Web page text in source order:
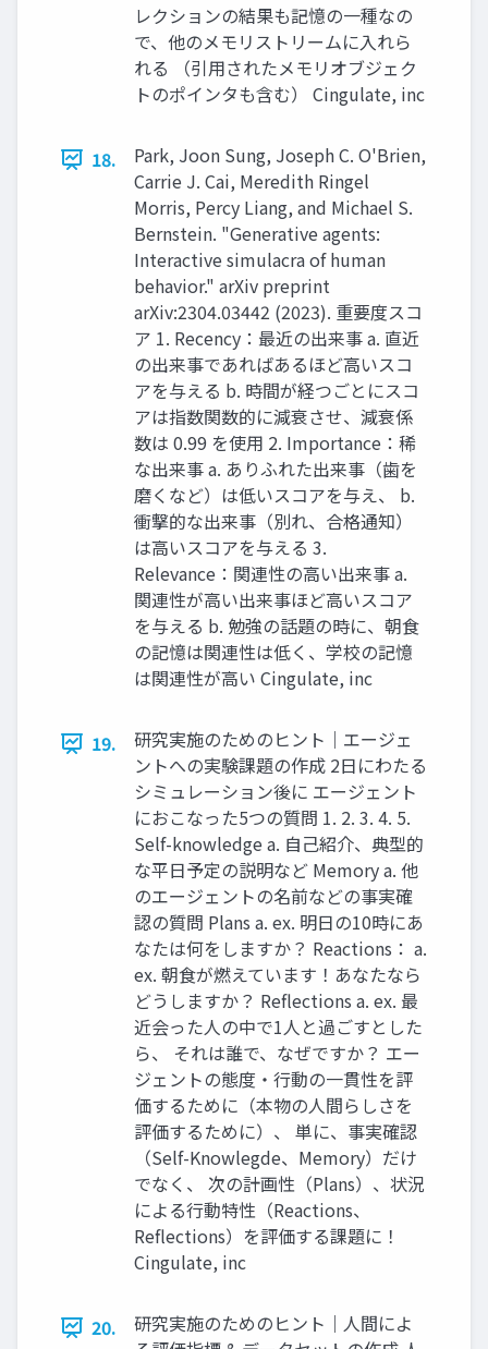
レクションの結果も記憶の一種なの
で、他のメモリストリームに入れら
れる （引用されたメモリオブジェク
トのポインタも含む） Cingulate, inc
18.
Park, Joon Sung, Joseph C. O'Brien,
Carrie J. Cai, Meredith Ringel
Morris, Percy Liang, and Michael S.
Bernstein. "Generative agents:
Interactive simulacra of human
behavior." arXiv preprint
arXiv:2304.03442 (2023). 重要度スコ
ア 1. Recency：最近の出来事 a. 直近
の出来事であればあるほど高いスコ
アを与える b. 時間が経つごとにスコ
アは指数関数的に減衰させ、減衰係
数は 0.99 を使用 2. Importance：稀
な出来事 a. ありふれた出来事（歯を
磨くなど）は低いスコアを与え、 b.
衝撃的な出来事（別れ、合格通知）
は高いスコアを与える 3.
Relevance：関連性の高い出来事 a.
関連性が高い出来事ほど高いスコア
を与える b. 勉強の話題の時に、朝食
の記憶は関連性は低く、学校の記憶
は関連性が高い Cingulate, inc
19.
研究実施のためのヒント｜エージェ
ントへの実験課題の作成 2日にわたる
シミュレーション後に エージェント
におこなった5つの質問 1. 2. 3. 4. 5.
Self-knowledge a. 自己紹介、典型的
な平日予定の説明など Memory a. 他
のエージェントの名前などの事実確
認の質問 Plans a. ex. 明日の10時にあ
なたは何をしますか？ Reactions： a.
ex. 朝食が燃えています！あなたなら
どうしますか？ Reﬂections a. ex. 最
近会った人の中で1人と過ごすとした
ら、 それは誰で、なぜですか？ エー
ジェントの態度・行動の一貫性を評
価するために（本物の人間らしさを
評価するために）、 単に、事実確認
（Self-Knowlegde、Memory）だけ
でなく、 次の計画性（Plans）、状況
による行動特性（Reactions、
Reﬂections）を評価する課題に！
Cingulate, inc
20.
研究実施のためのヒント｜人間によ